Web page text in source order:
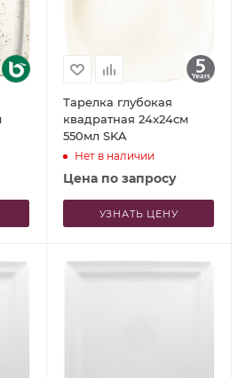
Тарелка глубокая
квадратная 24x24см
550мл SKA
Нет в наличии
Цена по запросу
УЗНАТЬ ЦЕНУ